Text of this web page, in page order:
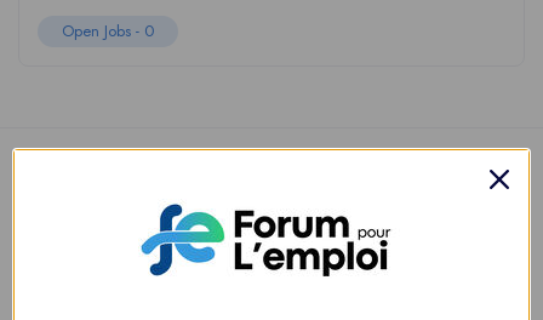
Open Jobs - 0